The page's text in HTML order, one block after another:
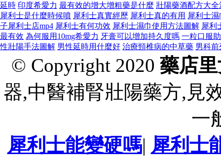
延時 印度希愛力 最有效的增大增粗藥是什麼 壯陽藥酒配方大全
犀利士是什麼時候噴 犀利士真實經歷 犀利士真的有用 犀利士
子犀利士店mp4 犀利士有何功效 犀利士濕巾使用方法圖解 犀利
最有效 為何服用10mg希愛力 牙膏可以增加持久度嗎 一粒口服
性壯陽手法圖解 男性延時用什麼好 治療頸椎病的中草藥 男科
© Copyright 2020 藥店
器,中醫補腎壯陽藥方,見
一
犀利士能變硬嗎| 犀利士